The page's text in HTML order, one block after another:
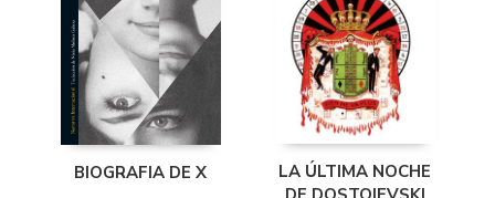
BIOGRAFIA DE X
LA ÚLTIMA NOCHE